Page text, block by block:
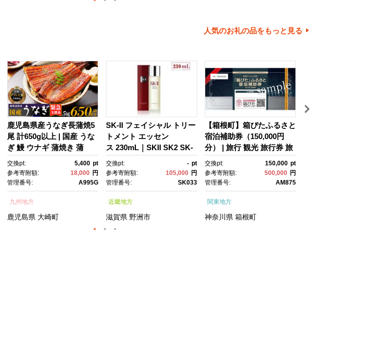
す。
人気のお礼の品をもっと見る
鹿児島県産うなぎ長蒲焼5
尾 計650g以上 | 国産 うな
ぎ 鰻 ウナギ 蒲焼き 蒲
焼 かばやき unagi うなぎ
蒲焼 土用丑の日 土用の丑
の日 丑の日 魚 魚介 魚
り ギフト 人気 おすす
め 鹿児島県 大崎町 大隅半
交換pt: 5,400 pt
参考寄附額:
18,000 円
管理番号:
A995G
九州地方
鹿児島県 大崎町
SK-II フェイシャル トリー
トメント エッセン
ス 230mL｜SKII SK2 SK-
2 SK エスケーツー エスケ
ーツ エスケｰ ピテラ スキ
ンケア 化粧品 ｺｽﾒ フェイ
センス フェイシャルトリ
ートメント トリートメン
交換pt: - pt
参考寄附額:
105,000 円
管理番号:
SK033
近畿地方
滋賀県 野洲市
【箱根町】箱ぴたふるさと
宿泊補助券（150,000円
分） | 旅行 観光 旅行券 旅
行クーポン クーポン 箱根
町ふるさと納税 神奈川県
ふるさと納税 神奈川県 箱
交換pt: 150,000 pt
参考寄附額:
500,000 円
管理番号:
AM875
関東地方
神奈川県 箱根町